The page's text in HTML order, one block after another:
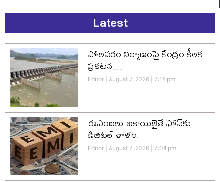
Latest
పోలవరం నిర్మాణంపై కేంద్రం కీలక
ప్రకటన…
Editor August 7, 2026 7:18 pm
ఈఎంఐలు బకాయిలైతే ఫోన్‌కు
డిజిటల్ తాళం.
Editor August 7, 2026 7:08 pm